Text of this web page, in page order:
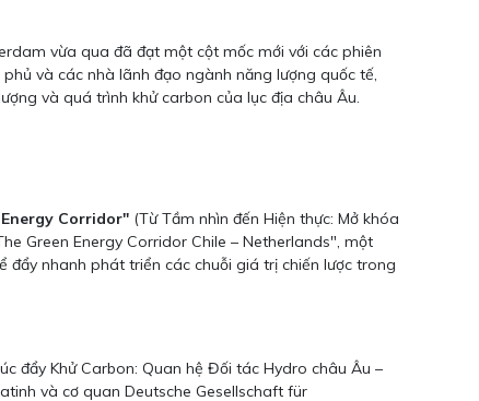
vừa qua đã đạt một cột mốc mới với các phiên
và các nhà lãnh đạo ngành năng lượng quốc tế,
và quá trình khử carbon của lục địa châu Âu.
Corridor" (Từ Tầm nhìn đến Hiện thực: Mở khóa
Green Energy Corridor Chile – Netherlands", một
đẩy nhanh phát triển các chuỗi giá trị chiến lược trong
đẩy Khử Carbon: Quan hệ Đối tác Hydro châu Âu –
và cơ quan Deutsche Gesellschaft für